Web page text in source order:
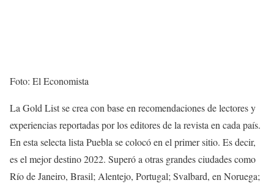
Foto: El Economista
La Gold List se crea con base en recomendaciones de lectores y
experiencias reportadas por los editores de la revista en cada país.
En esta selecta lista Puebla se colocó en el primer sitio. Es decir,
es el mejor destino 2022. Superó a otras grandes ciudades como
Río de Janeiro, Brasil; Alentejo, Portugal; Svalbard, en Noruega;